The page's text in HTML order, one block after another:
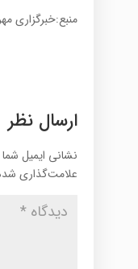
منبع:خبرگزاری مهر
ارسال نظر
نشانی ایمیل
علامت‌گذاری